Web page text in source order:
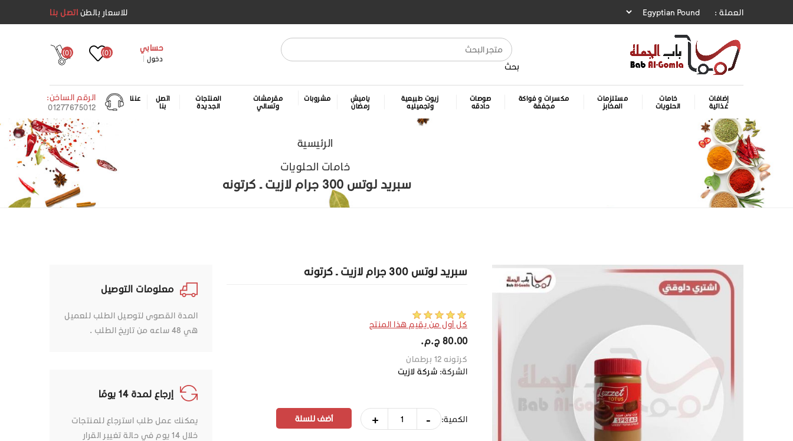
العملة : للاسعار بالطن اتصل بنا
بحث
حسابي
دخول
(0)
(0)
إضافات
غذائية
خامات
الحلويات
مستلزمات
المخابز
مكسرات و فواكة
مجففة
صوصات
حادقه
زيوت طبيعية
وتجميليه
ياميش
رمضان
مشروبات
مقرمشات
وتسالي
المنتجات
الجديدة
اتصل
بنا
عننا
الرقم الساخن:
01277675012
الرئيسية
خامات الحلويات
سبريد لوتس 300 جرام لازيت ـ كرتونه
سبريد لوتس 300 جرام لازيت ـ كرتونه
كل أول من يقيم هذا المنتج
80.00 ج.م.‏
كرتونه 12 برطمان
الشركة: شركة لازيت
الكمية: -
+
معلومات التوصيل
المدة القصوى لتوصيل الطلب للعميل
هي 48 ساعه من تاريخ الطلب .
إرجاع لمدة 14 يومًا
يمكنك عمل طلب استرجاع للمنتجات
خلال 14 يوم في حالة تغيير القرار